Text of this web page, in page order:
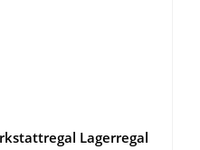
Lagerregal